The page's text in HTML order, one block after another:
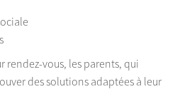
rendez-vous, les parents, qui
des solutions adaptées à leur